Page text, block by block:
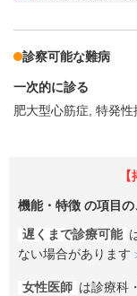
診察可能な難病
一次的に診る
肥大型心筋症 特発性
機能・特徴 の項目の
遅くまで診療可能
ない場合があります
女性医師 は診療科